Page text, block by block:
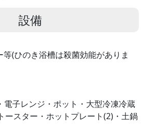
設備
(ひのき浴槽は殺菌効能がありま
子レンジ・ポット・大型冷凍冷蔵
ースター・ホットプレート(2)・土鍋